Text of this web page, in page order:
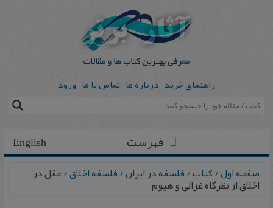
راهنمای خرید درباره ما تماس با ما ورود
English فهرست
صفحه اول/کتاب/فلسفه در ایران/فلسفه اخلاق/ عقل‌ در
اخلاق‌ از نظرگاه‌ غزالی‌ و هیوم‌